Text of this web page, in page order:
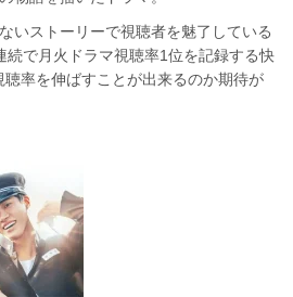
いストーリーで視聴者を魅了している
続で月火ドラマ視聴率1位を記録する快
率を伸ばすことが出来るのか期待が